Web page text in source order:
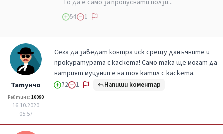
То да е само за пропуснати ползи...
54 1
Татунчо
Рейтинг: 10090
16.10.2020
05:57
Сега да заведат контра иск срещу данъчните и
прокуратурата с каскета! Само така ще могат да
натрият муцуните на тоя катил с каскета.
72 1 Напиши коментар